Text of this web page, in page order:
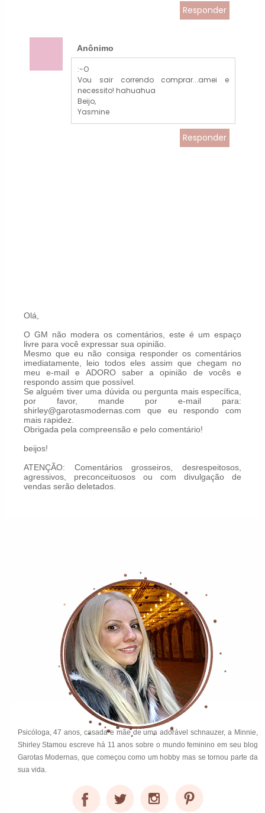
Responder
Anônimo
:-O
Vou sair correndo comprar...amei e
necessito! hahuahua
Beijo,
Yasmine
Responder
Olá,
O GM não modera os comentários, este é um espaço
livre para você expressar sua opinião.
Mesmo que eu não consiga responder os comentários
imediatamente, leio todos eles assim que chegam no
meu e-mail e ADORO saber a opinião de vocês e
respondo assim que possível.
Se alguém tiver uma dúvida ou pergunta mais específica,
por favor, mande por e-mail para:
shirley@garotasmodernas.com que eu respondo com
mais rapidez.
Obrigada pela compreensão e pelo comentário!
beijos!
ATENÇÃO: Comentários grosseiros, desrespeitosos,
agressivos, preconceituosos ou com divulgação de
vendas serão deletados.
Psicóloga, 47 anos, casada e mãe de uma adorável schnauzer, a Minnie,
Shirley Stamou escreve há 11 anos sobre o mundo feminino em seu blog
Garotas Modernas, que começou como um hobby mas se tornou parte da
sua vida.